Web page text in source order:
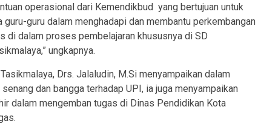
operasional dari Kemendikbud yang bertujuan untuk
guru dalam menghadapi dan membantu perkembangan
di dalam proses pembelajaran khususnya di SD
ungkapnya.
Drs. Jalaludin, M.Si menyampaikan dalam
dan bangga terhadap UPI, ia juga menyampaikan
dalam mengemban tugas di Dinas Pendidikan Kota